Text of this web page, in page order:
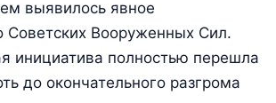
выявилось явное
Советских Вооруженных Сил.
инициатива полностью перешла
до окончательного разгрома